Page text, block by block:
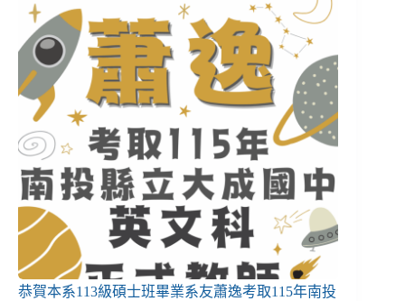
恭賀本系113級碩士班畢業系友蕭逸考取115年南投